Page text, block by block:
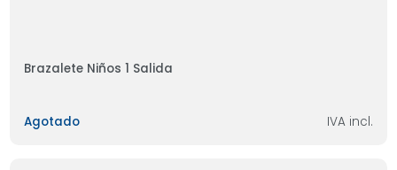
Brazalete Niños 1 Salida
Agotado IVA incl.